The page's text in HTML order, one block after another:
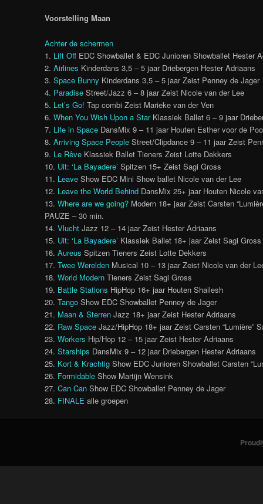
Voorstelling Maan
Achter de schermen
1. Lift Off EDC Showballet & EDC Junioren Showballet Hester
2. Airlines Kinderdans 3,5 – 5 jaar Driebergen Hester Adriaans
3. Space Bunny Kinderdans 3,5 – 5 jaar Zeist Penney de Jager
4. ParadiseStreet/Jazz 6 – 8 jaar Zeist Nicole van der Lee
5. Let’s Go! Tap combi Zeist Marieke van der Ven
6. When You Wish Upon a StarKlassiek Ballet 6 – 9 jaar
7. Life in SpaceDansMix 9 – 11 jaar Houten Esther voor de
8. Arriving Space PeopleStreet/Clipdance 9 – 11 jaar Zeist
9. Le Rêve Klassiek Ballet Tieners Zeist Lotte Dekkers
10. Uit: ‘La Bayadere’ Spitzen 15+ Zeist Sagi Gross
11. LeaveShow EDC Mini Show ballet Nicole van der Lee
12. Leave the World BehindDansMix 25+ jaar Houten Nicole
13. Where are we going?Modern 18+ jaar Zeist Carsten
PAUZE – 30 min.
14. VluchtJazz 12 – 14 jaar Zeist Hester Adriaans
15. Uit: ‘La Bayadere’ Klassiek Ballet 18+ jaar Zeist Sagi Gross
16. Aureus Spitzen Tieners Zeist Lotte Dekkers
17. Twee WereldenMusical 10 – 13 jaar Zeist Nicole van der
18. World ModernTieners Zeist Sagi Gross
19. Battle Stations HipHop 16+ jaar Houten Shailesh
20. TangoShow EDC Showballet Penney de Jager
21. Maan & SterrenJazz 18+ jaar Zeist Hester Adriaans
22. Raw SpaceJazz/HipHop 18+ jaar Zeist Carsten “Lumière”
23. Workers Hip/Hop 12 – 15 jaar Zeist Hester Adriaans
24. Starships DansMix 9 – 12 jaar Driebergen Hester Adriaans
25. Kort & KrachtigShow EDC Junioren Showballet Carsten
26. FormidableShow Martijn Wensink
27. Can CanShow EDC Showballet Penney de Jager
28. FINALE alle groepen